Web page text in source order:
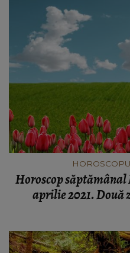
Horoscop săptămânal
aprilie 2021. Două